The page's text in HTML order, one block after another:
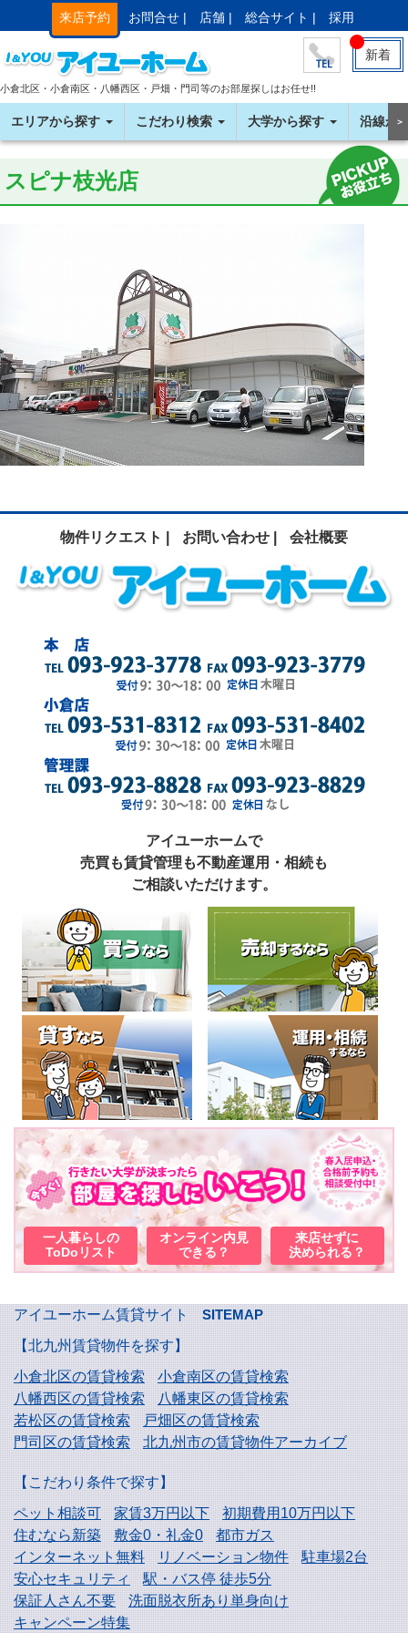
来店予約 お問合せ | 店舗 | 総合サイト | 採用
新着
小倉北区・小倉南区・八幡西区・戸畑・門司等のお部屋探しはお任せ!!
エリアから探す こだわり検索 大学から探す 沿線か＞
スピナ枝光店
物件リクエスト | お問い合わせ | 会社概要
アイユーホームで
売買も賃貸管理も不動産運用・相続も
ご相談いただけます。
一人暮らしの
ToDoリスト
オンライン内見
できる？
来店せずに
決められる？
アイユーホーム賃貸サイト
SITEMAP
【北九州賃貸物件を探す】
小倉北区の賃貸検索
小倉南区の賃貸検索
八幡西区の賃貸検索
八幡東区の賃貸検索
若松区の賃貸検索
戸畑区の賃貸検索
門司区の賃貸検索
北九州市の賃貸物件アーカイブ
【こだわり条件で探す】
ペット相談可
家賃3万円以下
初期費用10万円以下
住むなら新築
敷金0・礼金0
都市ガス
インターネット無料
リノベーション物件
駐車場2台
安心セキュリティ
駅・バス停 徒歩5分
保証人さん不要
洗面脱衣所あり単身向け
キャンペーン特集